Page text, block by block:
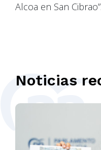
Alcoa en San Cibrao”.
Noticias